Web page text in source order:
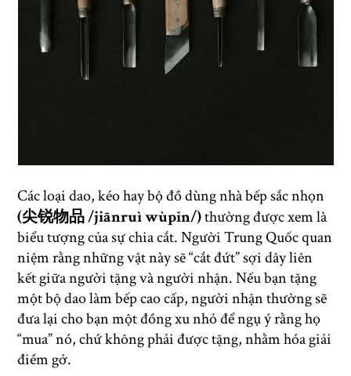
Các loại dao, kéo hay bộ đồ dùng nhà bếp sắc nhọn
(尖锐物品 /jiānruì wùpǐn/)thường được xem là
biểu tượng của sự chia cắt. Người Trung Quốc quan
niệm rằng những vật này sẽ “cắt đứt” sợi dây liên
kết giữa người tặng và người nhận. Nếu bạn tặng
một bộ dao làm bếp cao cấp, người nhận thường sẽ
đưa lại cho bạn một đồng xu nhỏ để ngụ ý rằng họ
“mua” nó, chứ không phải được tặng, nhằm hóa giải
điềm gở.